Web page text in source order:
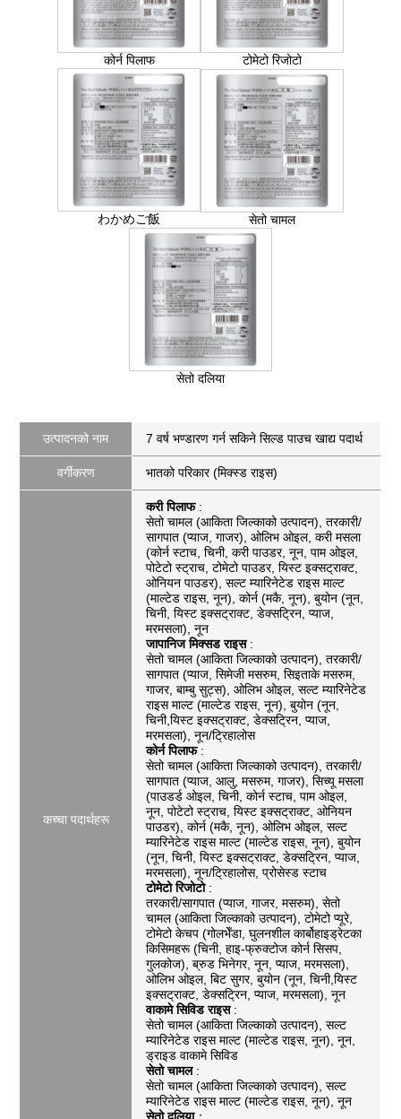
कोर्न पिलाफ टोमेटो रिजोटो
わかめご飯 सेतो चामल
सेतो दलिया
उत्पादनको नाम 7 वर्ष भण्डारण गर्न सकिने सिल्ड पाउच खाद्य पदार्थ
वर्गीकरण भातको परिकार (मिक्स्ड राइस)
कच्चा पदार्थहरू
करी पिलाफ:
सेतो चामल (आकिता जिल्काको उत्पादन), तरकारी/
सागपात (प्याज, गाजर), ओलिभ ओइल, करी मसला
(कोर्न स्टाच, चिनी, करी पाउडर, नून, पाम ओइल,
पोटेटो स्ट्राच, टोमेटो पाउडर, यिस्ट इक्सट्राक्ट,
ओनियन पाउडर), सल्ट म्यारिनेटेड राइस माल्ट
(माल्टेड राइस, नून), कोर्न (मकै, नून), बुयोन (नून,
चिनी, यिस्ट इक्सट्राक्ट, डेक्सट्रिन, प्याज,
मरमसला), नून
जापानिज मिक्सड राइस:
सेतो चामल (आकिता जिल्काको उत्पादन), तरकारी/
सागपात (प्याज, सिमेजी मसरुम, सिइताके मसरुम,
गाजर, बाम्बु सुट्स), ओलिभ ओइल, सल्ट म्यारिनेटेड
राइस माल्ट (माल्टेड राइस, नून), बुयोन (नून,
चिनी,यिस्ट इक्सट्राक्ट, डेक्सट्रिन, प्याज,
मरमसला), नून/ट्रिहालोस
कोर्न पिलाफ:
सेतो चामल (आकिता जिल्काको उत्पादन), तरकारी/
सागपात (प्याज, आलु, मसरुम, गाजर), सिच्यू मसला
(पाउडर्ड ओइल, चिनी, कोर्न स्टाच, पाम ओइल,
नून, पोटेटो स्ट्राच, यिस्ट इक्सट्राक्ट, ओनियन
पाउडर), कोर्न (मकै, नून), ओलिभ ओइल, सल्ट
म्यारिनेटेड राइस माल्ट (माल्टेड राइस, नून), बुयोन
(नून, चिनी, यिस्ट इक्सट्राक्ट, डेक्सट्रिन, प्याज,
मरमसला), नून/ट्रिहालोस, प्रोसेस्ड स्टाच
टोमेटो रिजोटो:
तरकारी/सागपात (प्याज, गाजर, मसरुम), सेतो
चामल (आकिता जिल्काको उत्पादन), टोमेटो प्यूरे,
टोमेटो केचप (गोलभेँडा, घुलनशील कार्बोहाइड्रेटका
किसिमहरू (चिनी, हाइ-फ्रुक्टोज कोर्न सिसप,
गुलकोज), ब्रुड भिनेगर, नून, प्याज, मरमसला),
ओलिभ ओइल, बिट सुगर, बुयोन (नून, चिनी,यिस्ट
इक्सट्राक्ट, डेक्सट्रिन, प्याज, मरमसला), नून
वाकामे सिविड राइस:
सेतो चामल (आकिता जिल्काको उत्पादन), सल्ट
म्यारिनेटेड राइस माल्ट (माल्टेड राइस, नून), नून,
ड्राइड वाकामे सिविड
सेतो चामल:
सेतो चामल (आकिता जिल्काको उत्पादन), सल्ट
म्यारिनेटेड राइस माल्ट (माल्टेड राइस, नून), नून